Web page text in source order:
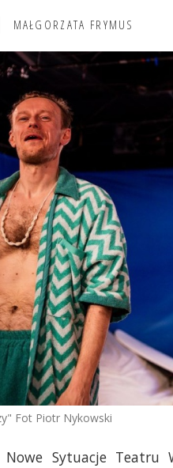
MAŁGORZATA FRYMUS
Fot Piotr Nykowski
Nowe Sytuacje Teatru